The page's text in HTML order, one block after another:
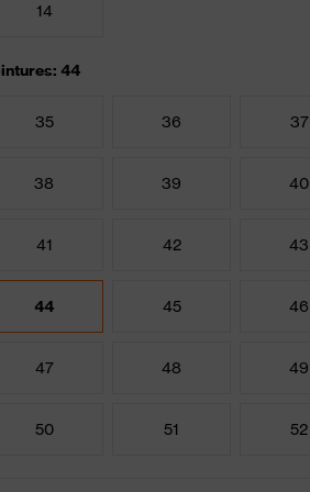
14
44
35 36 37
38 39 40
41 42 43
44 45 46
47 48 49
50 51 52